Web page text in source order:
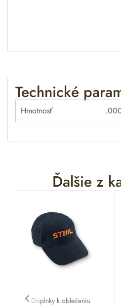
Technické
Hmotnosť
Ďalšie z
Doplnky k oblečeniu